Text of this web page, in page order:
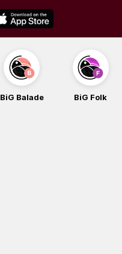
BiG Balade BiG Folk